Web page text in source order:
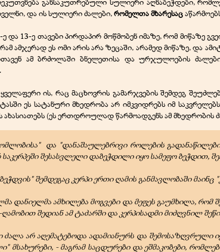
და ის სულიერი ძალები,რომელთა მხარესაც
ე და 13-ე თავები პირდაპირ მოწმობენ იმაზე, რომ
ამჯერად ეს ომი არის არა ზეცაში, არამედ მიწაზე, და
ამ ბრძოლაში ბნელეთისა და ურჯულოების
ის, რაც მაცხოვრის გამარჯვების შემდეგ
ეს სატანური მხედრობა არ იმკვიდრებს იმ
ახასიათებს (ეს ერთდროულად წარმოადგენს ამ მხედრობის
და "დანაშაულებრივი როლების
შესასვლელი დაბეჭდილი იყო სამეფო ბეჭდით,
შემდეგაც კერპი ერთი ღამის განმავლობაში
დანიელმა ამხილება მოგვები და მეფეს გაუმხილა,
შედიან ამ ტაძარში და კერპისადმი მიძღვნილ
არ აღემატებოდა ადამიანურს და შემოსაზღვრული
მსახურები, - მაგრამ საცდურები და ეშმაკობები,